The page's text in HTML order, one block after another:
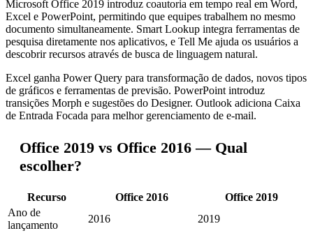
Microsoft Office 2019 introduz coautoria em tempo real em Word,
Excel e PowerPoint, permitindo que equipes trabalhem no mesmo
documento simultaneamente. Smart Lookup integra ferramentas de
pesquisa diretamente nos aplicativos, e Tell Me ajuda os usuários a
descobrir recursos através de busca de linguagem natural.
Excel ganha Power Query para transformação de dados, novos tipos
de gráficos e ferramentas de previsão. PowerPoint introduz
transições Morph e sugestões do Designer. Outlook adiciona Caixa
de Entrada Focada para melhor gerenciamento de e-mail.
Office 2019 vs Office 2016 — Qual
escolher?
Recurso Office 2016
Office 2019
Ano de
lançamento
2016
2019